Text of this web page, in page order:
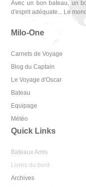
Avec un bon bateau, un
d'esprit adéquate... Le
Milo-One
Carnets de Voyage
Blog du Captain
Le Voyage d'Oscar
Bateau
Equipage
Météo
Quick Links
Bateaux Amis
Livres du bord
Archives